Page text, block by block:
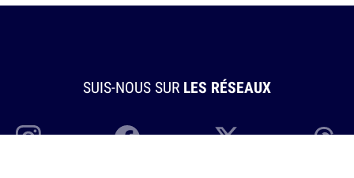
SUIS-NOUS SUR LES RÉSEAUX